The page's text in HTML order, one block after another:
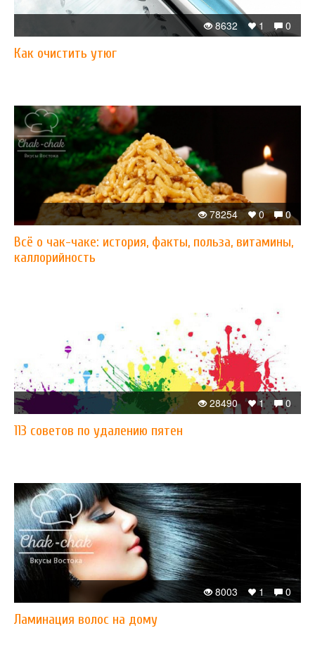
0
1
8632
Как очистить утюг
0
0
78254
Всё о чак-чаке: история, факты, польза, витамины,
каллорийность
0
1
28490
113 советов по удалению пятен
0
1
8003
Ламинация волос на дому